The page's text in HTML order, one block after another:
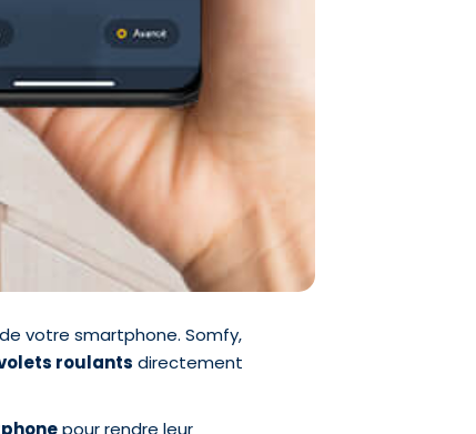
votre smartphone. Somfy,
roulants directement
pour rendre leur